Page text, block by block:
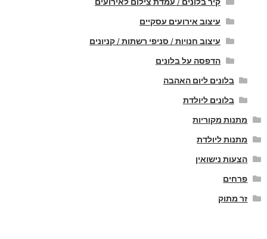
עיצוב אירועים עסקיים
עיצוב חנויות / סניפי רשתות / קניונים
הדפסה על בלונים
בלונים ליום האהבה
בלונים ליולדת
מתנות מקוריות
מתנות ליולדת
הצעות נישואין
פרחים
זר מתוק